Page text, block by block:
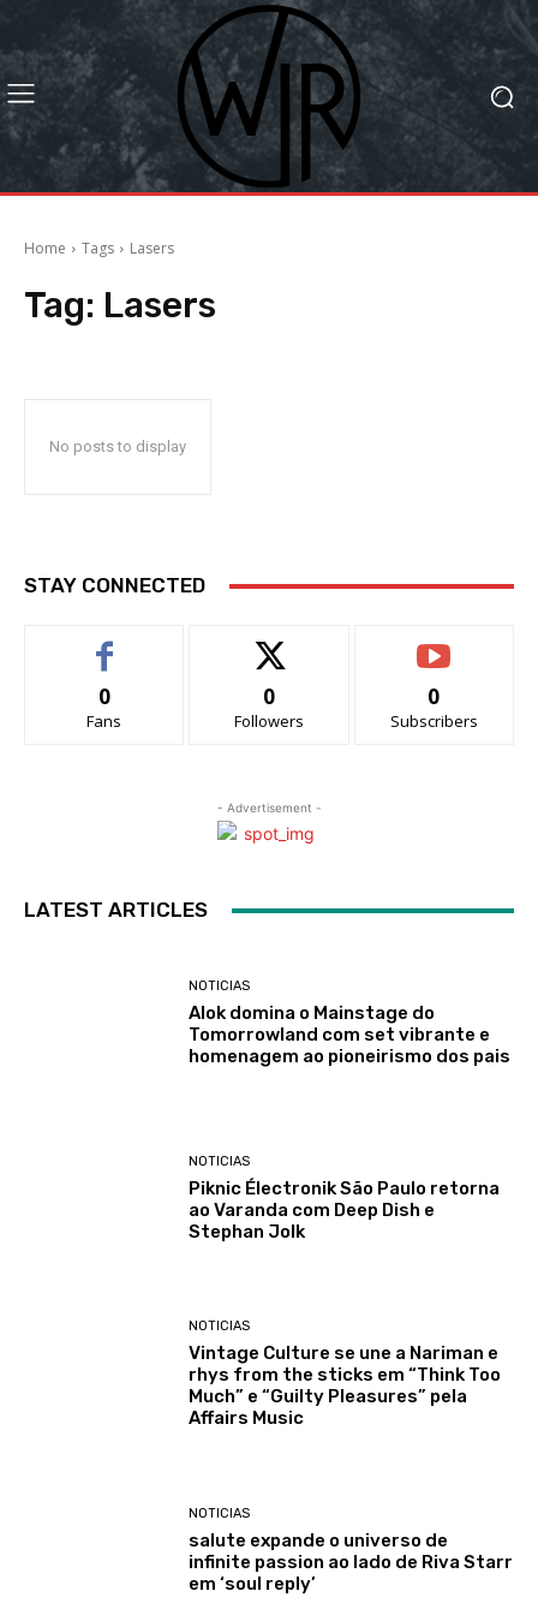
Home Tags Lasers
Tag: Lasers
No posts to display
STAY CONNECTED
0
Fans
0
Followers
0
Subscribers
- Advertisement -
LATEST ARTICLES
NOTICIAS
Alok domina o Mainstage do
Tomorrowland com set vibrante e
homenagem ao pioneirismo dos pais
NOTICIAS
Piknic Électronik São Paulo retorna
ao Varanda com Deep Dish e
Stephan Jolk
NOTICIAS
Vintage Culture se une a Nariman e
rhys from the sticks em “Think Too
Much” e “Guilty Pleasures” pela
Affairs Music
NOTICIAS
salute expande o universo de
infinite passion ao lado de Riva Starr
em ‘soul reply’